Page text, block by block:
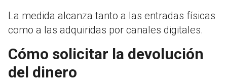
La medida alcanza tanto a las entradas físicas
como a las adquiridas por canales digitales.
Cómo solicitar la devolución
del dinero